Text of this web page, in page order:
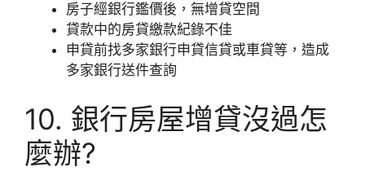
房子經銀行鑑價後，無增貸空間
貸款中的房貸繳款紀錄不佳
申貸前找多家銀行申貸信貸或車貸等，造成
多家銀行送件查詢
10. 銀行房屋增貸沒過怎
麼辦?